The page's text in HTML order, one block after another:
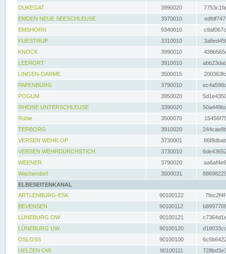
DUKEGAT
3990020
EMDEN NEUE SEESCHLEUSE
3970010
EMSHÖRN
9340010
FUESTRUP
3310010
KNOCK
3990010
LEERORT
3910010
LINGEN-DARME
3500015
PAPENBURG
3790010
POGUM
3950020
RHEINE UNTERSCHLEUSE
3390020
Rühle
3500070
TERBORG
3910020
VERSEN WEHR OP
3730001
VERSEN WEHRDURCHSTICH
3730010
WEENER
3790020
Wachendorf
3500031
ELBESEITENKANAL
ARTLENBURG-ESK
90100122
BEVENSEN
90100112
LÜNEBURG OW
90100121
LÜNEBURG UW
90100120
OSLOSS
90100100
UELZEN OW
90100111